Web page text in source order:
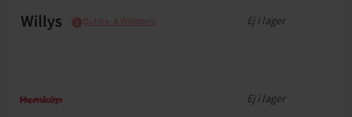
Butiks- & Webbpris Ej i lager
Ej i lager